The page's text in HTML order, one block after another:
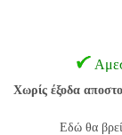
Χωρίς έξοδα
Εδώ θα